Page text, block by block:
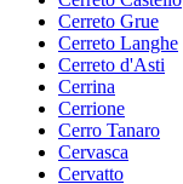
Cerreto Grue
Cerreto Langhe
Cerreto d'Asti
Cerrina
Cerrione
Cerro Tanaro
Cervasca
Cervatto